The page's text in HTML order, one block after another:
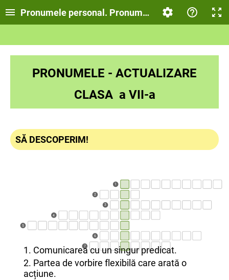
Pronumele personal. Pronumele personal de
PRONUMELE - ACTUALIZARE
CLASA a VII-a
SĂ DESCOPERIM!
1
2
3
4
5
6
7
1. Comunicarea cu un singur predicat.
2. Partea de vorbire flexibilă care arată o
acțiune.